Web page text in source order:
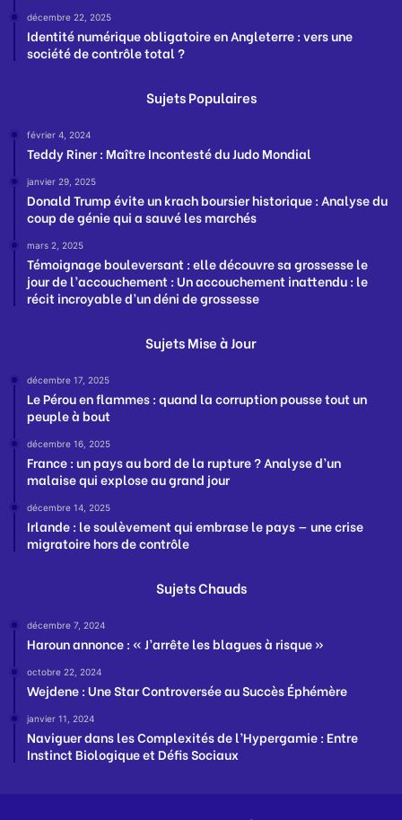
décembre 22, 2025
Identité numérique obligatoire en Angleterre : vers une
société de contrôle total ?
Sujets Populaires
février 4, 2024
Teddy Riner : Maître Incontesté du Judo Mondial
janvier 29, 2025
Donald Trump évite un krach boursier historique : Analyse du
coup de génie qui a sauvé les marchés
mars 2, 2025
Témoignage bouleversant : elle découvre sa grossesse le
jour de l’accouchement : Un accouchement inattendu : le
récit incroyable d’un déni de grossesse
Sujets Mise à Jour
décembre 17, 2025
Le Pérou en flammes : quand la corruption pousse tout un
peuple à bout
décembre 16, 2025
France : un pays au bord de la rupture ? Analyse d’un
malaise qui explose au grand jour
décembre 14, 2025
Irlande : le soulèvement qui embrase le pays — une crise
migratoire hors de contrôle
Sujets Chauds
décembre 7, 2024
Haroun annonce : « J’arrête les blagues à risque »
octobre 22, 2024
Wejdene : Une Star Controversée au Succès Éphémère
janvier 11, 2024
Naviguer dans les Complexités de l’Hypergamie : Entre
Instinct Biologique et Défis Sociaux